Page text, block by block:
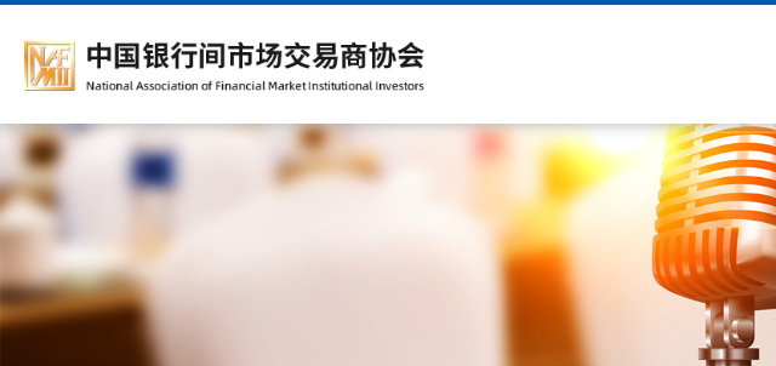
时政要闻 >>>
党建动态
会员服务
新手入门
会员建议
会员名单
会员总名单
会员分类名单
领导机构名单
CRM交易商名单
自律规则
产品创新类
注册发行类
标准协议文本
自律公约
债务融资工具
基础产品
专项产品
信用风险缓释工具CRM
业务规则
产品指引及通知
基本术语与适用规则
信用事项决定机制
债务融资工具信息披露
发行结果
信用评级
主承分类统计
托管 >>>
培训动态
培训通知
培训教材
《金融市场研究》
主要栏目
征稿主题
开放接口
开放接口服务目录
开放接口服务管理规程
协会介绍
协会章程
协会现任领导